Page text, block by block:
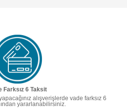
Farksız 6 Taksit
alışverişlerde vade farksız 6
yararlanabilirsiniz.